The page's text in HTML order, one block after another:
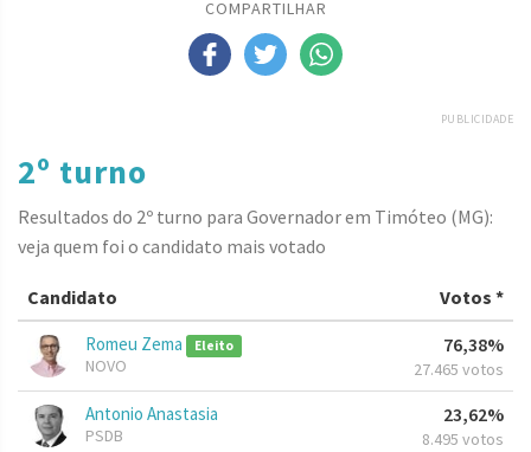
COMPARTILHAR
PUBLICIDADE
2º turno
Resultados do 2º turno para Governador em Timóteo (MG):
veja quem foi o candidato mais votado
Candidato Votos *
Romeu Zema Eleito
NOVO
76,38%
27.465 votos
Antonio Anastasia
PSDB
23,62%
8.495 votos